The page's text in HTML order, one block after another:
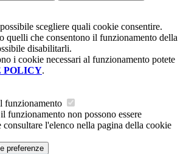
scegliere quali cookie consentire.
quelli che consentono il funzionamento della
disabilitarli.
i cookie necessari al funzionamento potete
POLICY.
funzionamento
funzionamento non possono essere
l'elenco nella pagina della cookie
preferenze